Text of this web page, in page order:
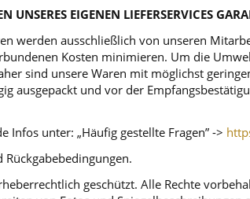
UNSERES EIGENEN LIEFERSERVICES
werden ausschließlich von unseren
Kosten minimieren. Um die
sind unsere Waren mit möglichst
ausgepackt und vor der
Infos unter: „Häufig gestellte Fragen” ->
geschützt. Alle Rechte